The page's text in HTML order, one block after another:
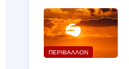
ΠΕΡΙΒΑΛΛΟΝ